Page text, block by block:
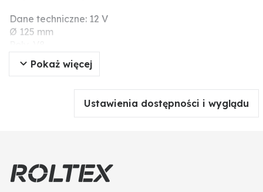
Dane techniczne: 12 V
Ø 125 mm
Pokaż więcej
Ustawienia dostępności i wyglądu